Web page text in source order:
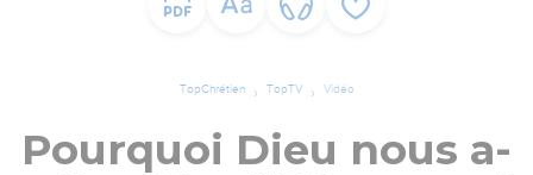
TopChrétien TopTV Vidéo
Pourquoi Dieu nous a-